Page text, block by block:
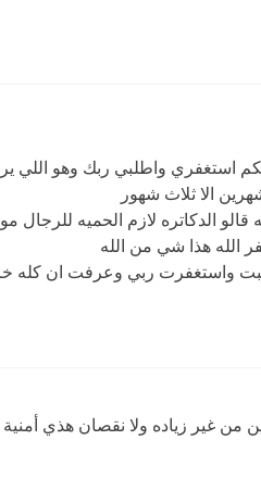
استغفري واطلبي ربك وهو اللي
الا ثلاث شهور
الدكاتره لازم الحميه للرجال
الله هذا شي من الله
واستغفرت ربي وعرفت ان كله
من غير زياده ولا نقصان هذي أمنية